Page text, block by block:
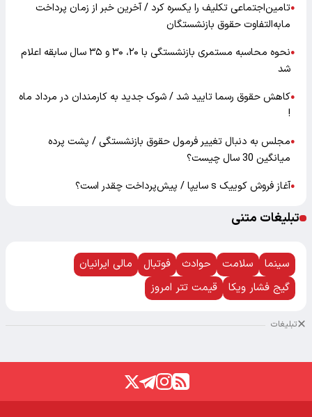
●تامین‌اجتماعی تکلیف را یکسره کرد / آخرین خبر از زمان پرداخت
مابه‌التفاوت حقوق بازنشستگان
●
نحوه محاسبه مستمری بازنشستگی با ۲۰، ۳۰ و ۳۵ سال سابقه اعلام
شد
●کاهش حقوق رسما تایید شد / شوک جدید به کارمندان در مرداد ماه
!
●مجلس به دنبال تغییر فرمول حقوق بازنشستگی / پشت پرده
میانگین 30 سال چیست؟
●آغاز فروش کوییک s سایپا / پیش‌پرداخت چقدر است؟
تبلیغات متنی
سینما سلامت حوادث فوتبال
مالی ایرانیان
گیج فشار ویکا
قیمت تتر امروز
تبلیغات